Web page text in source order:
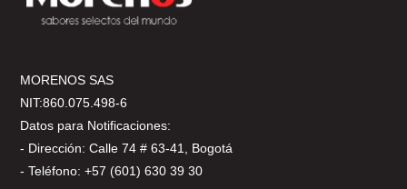
MORENOS SAS
NIT:860.075.498-6
Datos para Notificaciones:
- Dirección: Calle 74 # 63-41, Bogotá
- Teléfono: +57 (601) 630 39 30